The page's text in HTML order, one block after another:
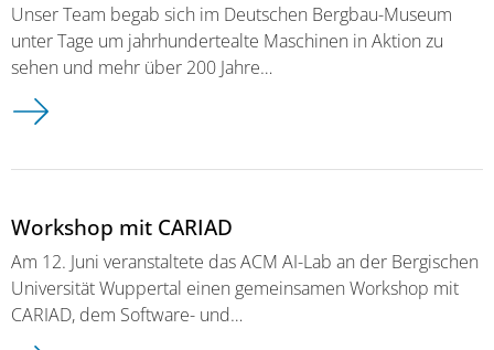
Unser Team begab sich im Deutschen Bergbau-Museum
unter Tage um jahrhundertealte Maschinen in Aktion zu
sehen und mehr über 200 Jahre…
Workshop mit CARIAD
Am 12. Juni veranstaltete das ACM AI-Lab an der Bergischen
Universität Wuppertal einen gemeinsamen Workshop mit
CARIAD, dem Software- und…